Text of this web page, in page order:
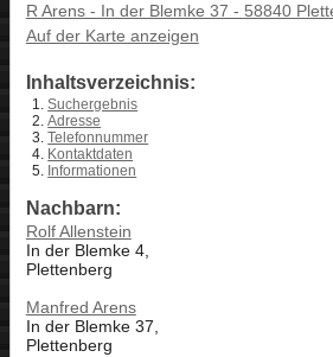
R Arens - In der Blemke 37 - 58840
Auf der Karte anzeigen
Inhaltsverzeichnis:
Suchergebnis
Adresse
Telefonnummer
Kontaktdaten
Informationen
Nachbarn:
Rolf Allenstein
In der Blemke 4,
Plettenberg
Manfred Arens
In der Blemke 37,
Plettenberg